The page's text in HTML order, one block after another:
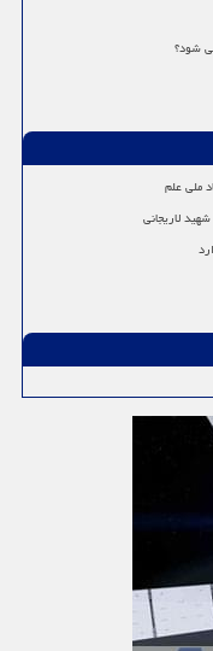
شود؟
ملی علم
لاریجانی